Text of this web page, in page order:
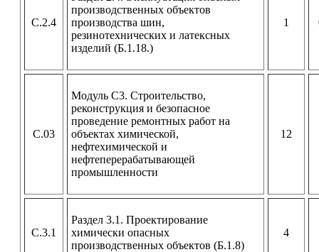
С.2.4
производственных объектов
производства шин,
резинотехнических и латексных
изделий (Б.1.18.)
1
С.03
Модуль С3. Строительство,
реконструкция и безопасное
проведение ремонтных работ на
объектах химической,
нефтехимической и
нефтеперерабатывающей
промышленности
12
С.3.1
Раздел 3.1. Проектирование
химически опасных
производственных объектов (Б.1.8)
4